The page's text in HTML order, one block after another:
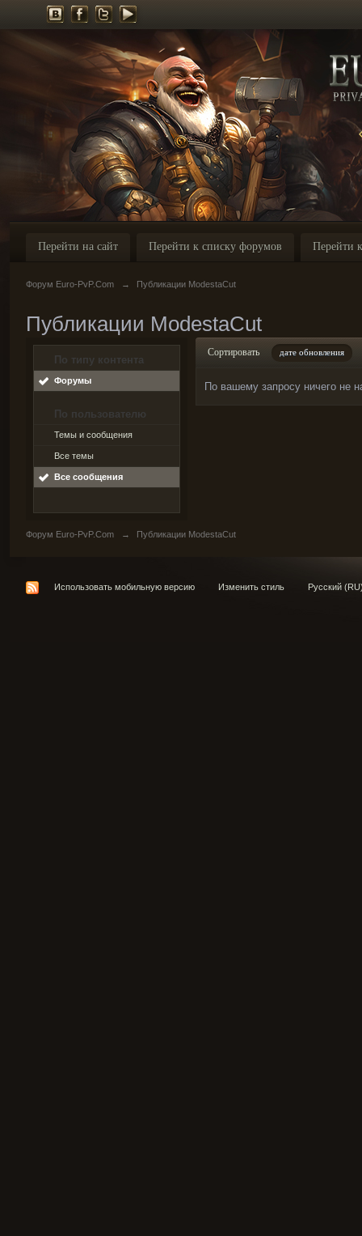
Перейти на сайт Перейти к списку форумов Перейти
Форум Euro-PvP.Com → Публикации ModestaCut
Публикации ModestaCut
По типу контента
Форумы
По пользователю
Темы и сообщения
Все темы
Все сообщения
Сортировать дате обновления
По вашему запросу ничего не
Форум Euro-PvP.Com → Публикации ModestaCut
Использовать мобильную версию Изменить стиль Русский